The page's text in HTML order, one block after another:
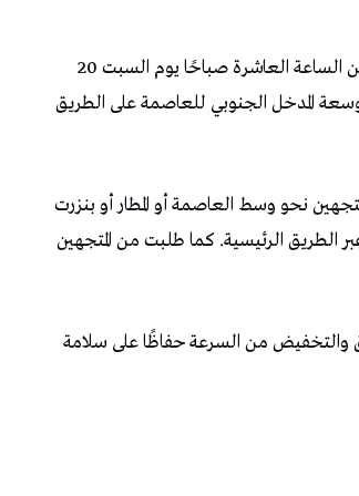
أعلنت وزارة التجهيز والإسكان عن تحويل جزئي لحركة المرور بداية من الساعة العاشرة صباحًا يوم السبت 20
المدخل الجنوبي للعاصمة على الطريق
نحو وسط العاصمة أو المطار أو بنزرت
الطريق الرئيسية. كما طلبت من المتجهين
والتخفيض من السرعة حفاظًا على سلامة